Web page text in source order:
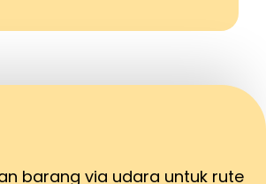
barang via udara untuk rute